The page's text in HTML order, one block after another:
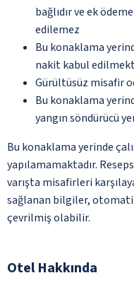
bağlıdır ve ek
edilemez
Bu konaklama
nakit kabul
Gürültüsüz misafir
Bu konaklama
yangın söndürücü
Bu konaklama yerinde
yapılamamaktadır.
varışta misafirleri
sağlanan bilgiler,
çevrilmiş olabilir.
Otel Hakkında